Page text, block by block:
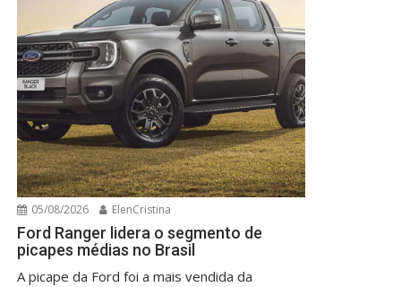
05/08/2026 ElenCristina
Ford Ranger lidera o segmento de
picapes médias no Brasil
A picape da Ford foi a mais vendida da